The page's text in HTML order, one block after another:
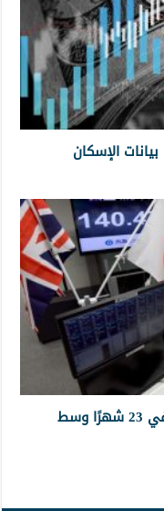
الإسكان
تراجع الين الياباني إلى أدنى مستوى في 23 شهرًا وسط